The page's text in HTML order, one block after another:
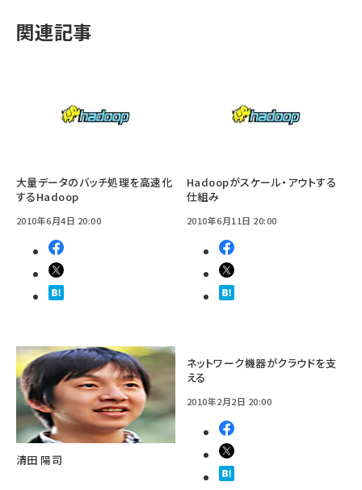
関連記事
大量データのバッチ処理を高速化
するHadoop
2010年6月4日 20:00
Hadoopがスケール・アウトする
仕組み
2010年6月11日 20:00
清田 陽司
ネットワーク機器がクラウドを支
える
2010年2月2日 20:00